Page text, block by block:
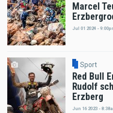
Marcel
Jul 01 2024 -
Sport
Red Bull
Rudolf
Erzberg
Jun 16 2023 -